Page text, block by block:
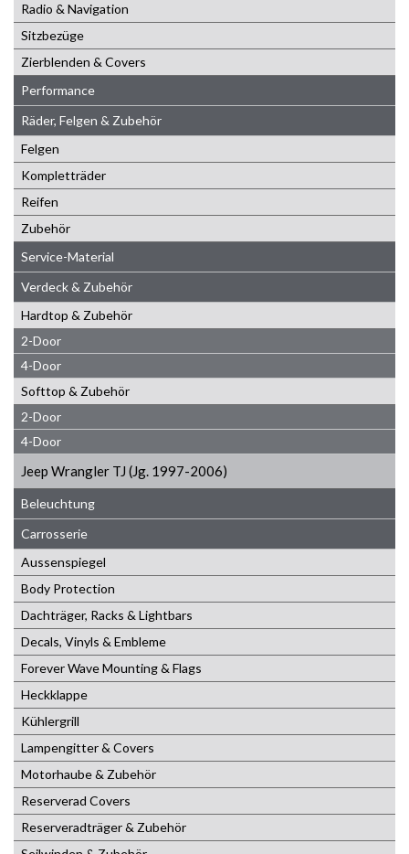
Radio & Navigation
Sitzbezüge
Zierblenden & Covers
Performance
Räder, Felgen & Zubehör
Felgen
Kompletträder
Reifen
Zubehör
Service-Material
Verdeck & Zubehör
Hardtop & Zubehör
2-Door
4-Door
Softtop & Zubehör
2-Door
4-Door
Jeep Wrangler TJ (Jg. 1997-2006)
Beleuchtung
Carrosserie
Aussenspiegel
Body Protection
Dachträger, Racks & Lightbars
Decals, Vinyls & Embleme
Forever Wave Mounting & Flags
Heckklappe
Kühlergrill
Lampengitter & Covers
Motorhaube & Zubehör
Reserverad Covers
Reserveradträger & Zubehör